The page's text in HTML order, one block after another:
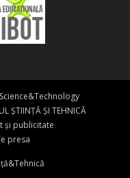
ȘTIINȚĂ ȘI TEHNICĂ
și publicitate
presa